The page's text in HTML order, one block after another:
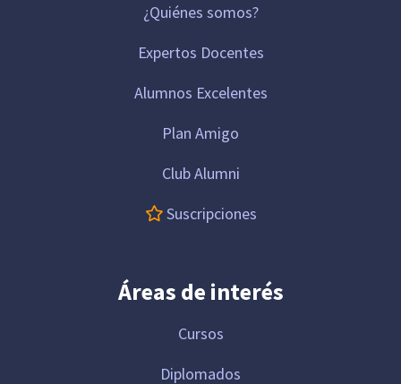
¿Quiénes somos?
Expertos Docentes
Alumnos Excelentes
Plan Amigo
Club Alumni
Suscripciones
Áreas de interés
Cursos
Diplomados